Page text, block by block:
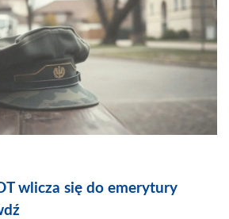
wlicza się do emerytury